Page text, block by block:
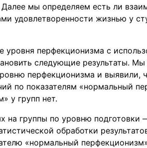
Далее мы определяем есть ли
удовлетворенности жизнью у
уровня перфекционизма с
следующие результаты.
перфекционизма и выявили,
по показателям «нормальный
у групп нет.
на группы по уровню подготовки
обработки
«нормальный